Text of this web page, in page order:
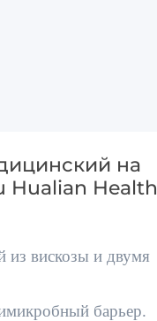
на
Hualian Health
из вискозы и двумя
барьер.